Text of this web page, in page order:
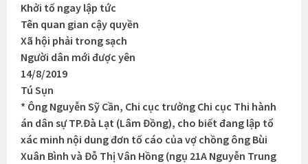
Khởi tố ngay lập tức
Tên quan gian cậy quyền
Xã hội phải trong sạch
Người dân mới được yên
14/8/2019
Tú Sụn
* Ông Nguyễn Sỹ Cần, Chi cục trưởng Chi cục Thi hành
án dân sự TP.Đà Lạt (Lâm Đồng), cho biết đang lập tổ
xác minh nội dung đơn tố cáo của vợ chồng ông Bùi
Xuân Bình và Đỗ Thị Vân Hồng (ngụ 21A Nguyễn Trung